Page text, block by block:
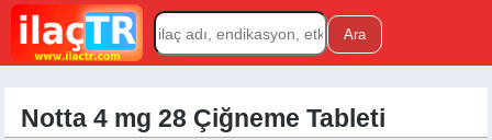
Notta 4 mg 28 Çiğneme Tableti